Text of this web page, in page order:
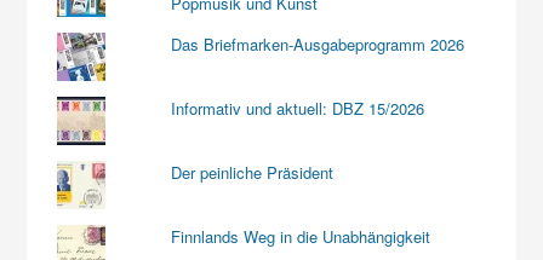
Das Briefmarken-Ausgabeprogramm 2026
Informativ und aktuell: DBZ 15/2026
Der peinliche Präsident
Finnlands Weg in die Unabhängigkeit